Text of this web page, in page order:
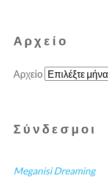
Αρχείο
Αρχείο
Σύνδεσμοι
Meganisi Dreaming